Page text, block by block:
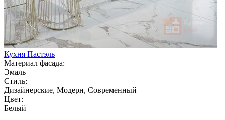
Кухня Пастэль
Материал фасада:
Эмаль
Стиль:
Дизайнерские, Модерн, Современный
Цвет:
Белый